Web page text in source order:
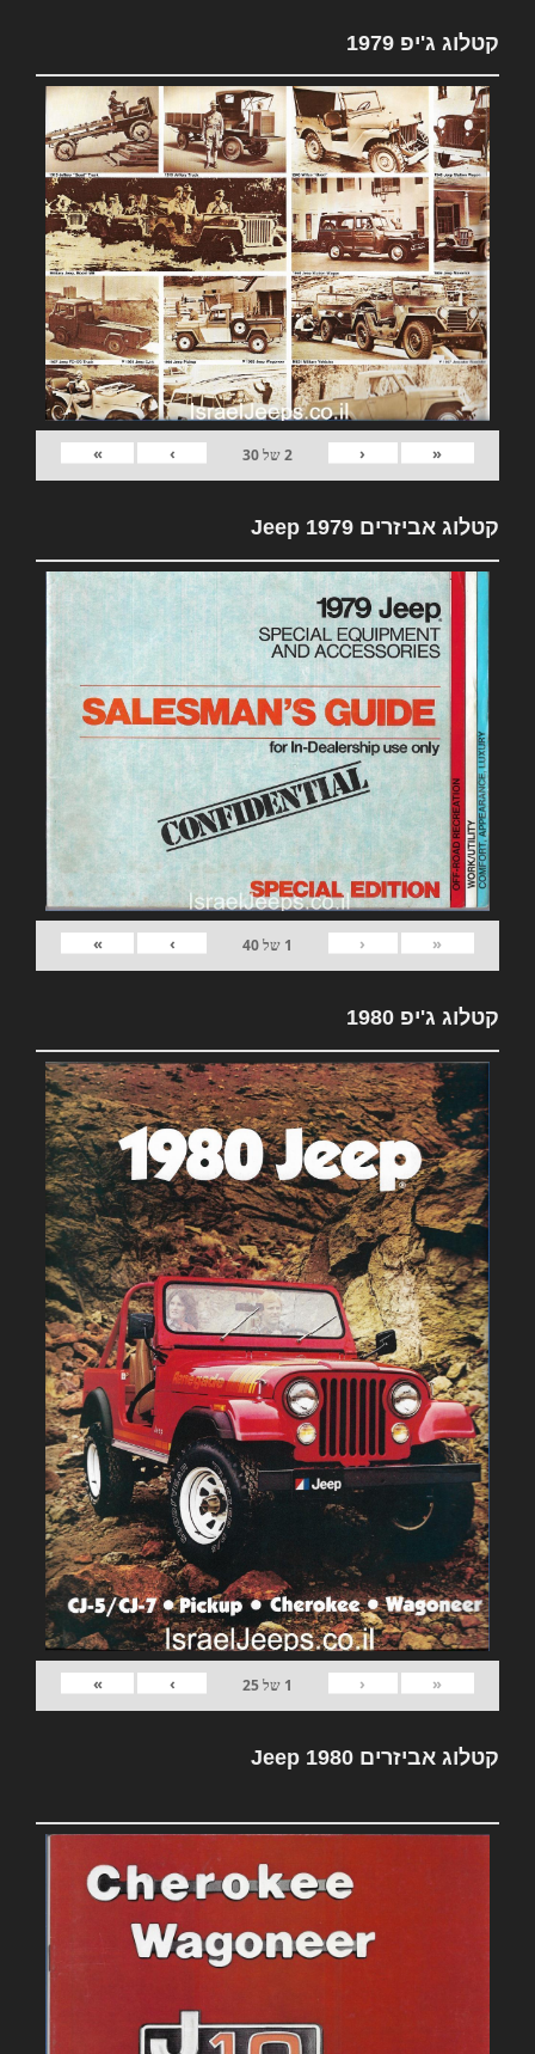
קטלוג ג'יפ 1979
«
‹
2של30
›
»
קטלוג אביזרים 1979 Jeep
«
‹
1 של40
›
»
קטלוג ג'יפ 1980
«
‹
1 של25
›
»
קטלוג אביזרים Jeep 1980